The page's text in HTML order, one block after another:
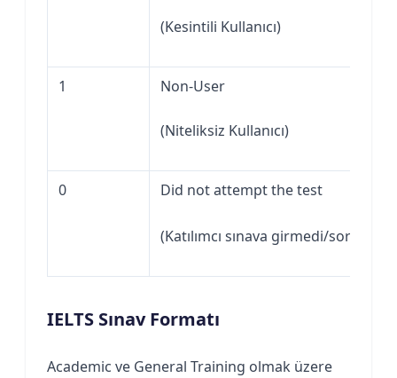
(Kesintili Kullanıcı)
1 Non-User
(Niteliksiz Kullanıcı)
0 Did not attempt the test
(Katılımcı sınava girmedi/soruları
IELTS Sınav Formatı
Academic ve General Training olmak üzere